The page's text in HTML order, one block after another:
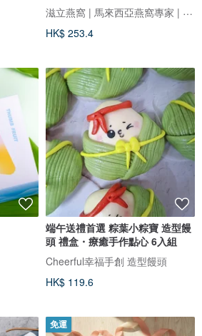
滋立燕窩 | 馬來西亞燕窩專家 | 新世代的南北貨
HK$ 253.4
端午送禮首選 粽葉小粽寶 造型饅
頭 禮盒・療癒手作點心 6入組
Cheerful幸福手創 造型饅頭
HK$ 119.6
免運